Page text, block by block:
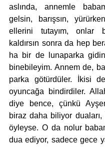
aslında, annemle
gelsin, barışsın,
ellerini tutayım, onlar
kaldırsın sonra da hep
ha bir de lunaparka
binebileyim. Annem de,
parka götürdüler. İkisi
oyuncağa bindirdiler.
diye bence, çünkü
biraz daha biliyor
öyleyse. O da nolur
dua ediyor, sadece gece